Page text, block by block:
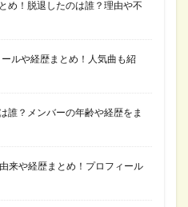
め！脱退したのは誰？理由や不
ルや経歴まとめ！人気曲も紹
誰？メンバーの年齢や経歴をま
来や経歴まとめ！プロフィール